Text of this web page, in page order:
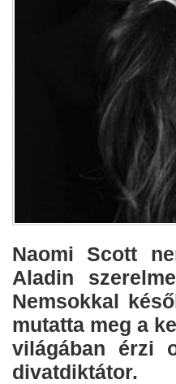
Naomi Scott
Aladin
Nemsokkal
mutatta meg a
világában érzi
divatdiktátor.